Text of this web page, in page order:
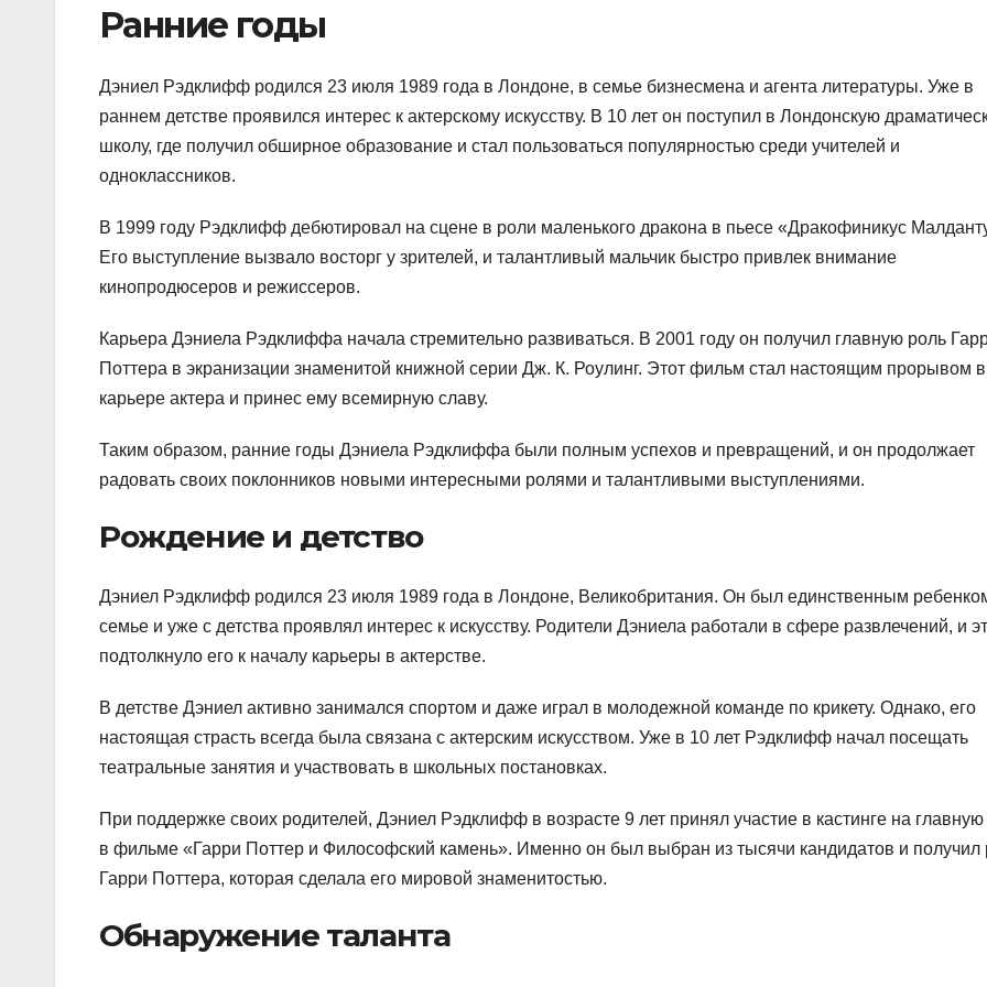
Ранние годы
Дэниел Рэдклифф родился 23 июля 1989 года в Лондоне, в семье бизнесмена и агента литературы. Уже в
раннем детстве проявился интерес к актерскому искусству. В 10 лет он поступил в Лондонскую
школу, где получил обширное образование и стал пользоваться популярностью среди учителей и
одноклассников.
В 1999 году Рэдклифф дебютировал на сцене в роли маленького дракона в пьесе «Дракофиникус
Его выступление вызвало восторг у зрителей, и талантливый мальчик быстро привлек внимание
кинопродюсеров и режиссеров.
Карьера Дэниела Рэдклиффа начала стремительно развиваться. В 2001 году он получил главную роль
Поттера в экранизации знаменитой книжной серии Дж. К. Роулинг. Этот фильм стал настоящим прорывом в
карьере актера и принес ему всемирную славу.
Таким образом, ранние годы Дэниела Рэдклиффа были полным успехов и превращений, и он продолжает
радовать своих поклонников новыми интересными ролями и талантливыми выступлениями.
Рождение и детство
Дэниел Рэдклифф родился 23 июля 1989 года в Лондоне, Великобритания. Он был единственным
семье и уже с детства проявлял интерес к искусству. Родители Дэниела работали в сфере развлечений, и
подтолкнуло его к началу карьеры в актерстве.
В детстве Дэниел активно занимался спортом и даже играл в молодежной команде по крикету. Однако, его
настоящая страсть всегда была связана с актерским искусством. Уже в 10 лет Рэдклифф начал посещать
театральные занятия и участвовать в школьных постановках.
При поддержке своих родителей, Дэниел Рэдклифф в возрасте 9 лет принял участие в кастинге на
в фильме «Гарри Поттер и Философский камень». Именно он был выбран из тысячи кандидатов и получил
Гарри Поттера, которая сделала его мировой знаменитостью.
Обнаружение таланта